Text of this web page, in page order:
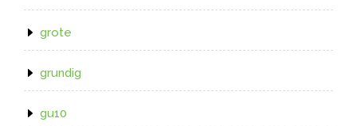
grote
grundig
gu10